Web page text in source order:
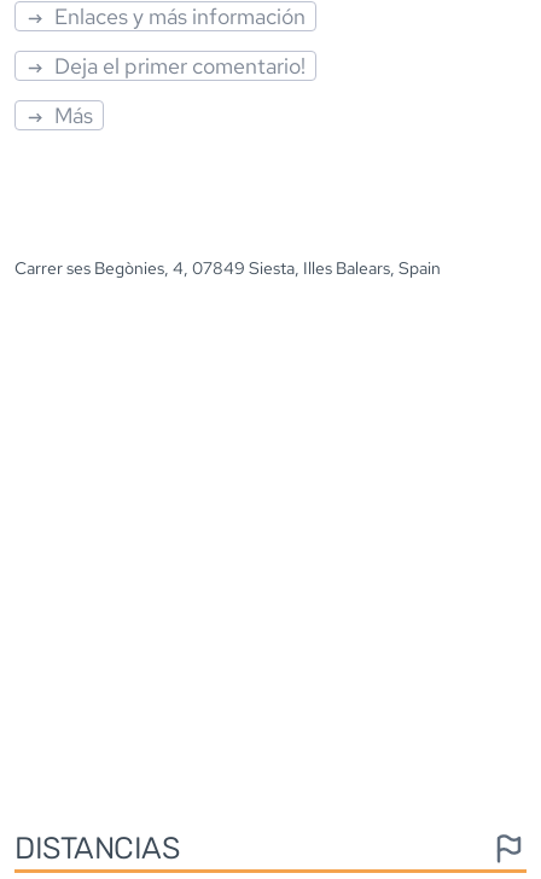
Enlaces y más información
Deja el primer comentario!
Más
Carrer ses Begònies, 4, 07849 Siesta, Illes Balears, Spain
DISTANCIAS